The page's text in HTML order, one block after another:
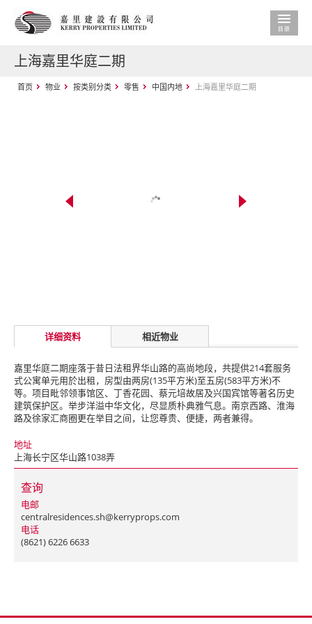
上海嘉里华庭二期
首页 物业 按类别分类 零售 中国内地 上海嘉里华庭二期
详细资料 相近物业
嘉里华庭二期座落于昔日法租界华山路的高尚地段，共提供214套服务
式公寓单元用於出租，房型由两房(135平方米)至五房(583平方米)不
等。项目毗邻领事馆区、丁香花园、蔡元培故居及兴国宾馆等著名历史
建筑保护区。举步洋溢中华文化，尽显质朴典雅气息。南京西路、淮海
路及徐家汇商圈更在举目之间，让您尊贵、便捷，两者兼得。
地址
上海长宁区华山路1038弄
查询
电邮
centralresidences.sh@kerryprops.com
电话
(8621) 6226 6633